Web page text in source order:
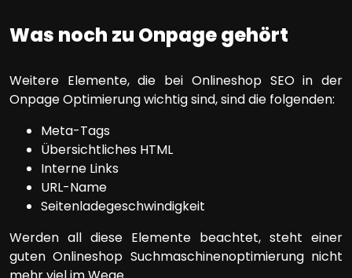
Was noch zu Onpage gehört
Weitere Elemente, die bei Onlineshop SEO in der
Onpage Optimierung wichtig sind, sind die folgenden:
Meta-Tags
Übersichtliches HTML
Interne Links
URL-Name
Seitenladegeschwindigkeit
Werden all diese Elemente beachtet, steht einer
guten Onlineshop Suchmaschinenoptimierung nicht